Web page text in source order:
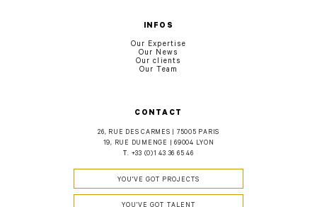
CONTACT
26, RUE DES CARMES | 75005 PARIS
19, RUE DUMENGE | 69004 LYON
T. +33 (0)1 43 36 65 46
YOU'VE GOT PROJECTS
INFOS
Our Expertise
Our News
Our clients
Our Team